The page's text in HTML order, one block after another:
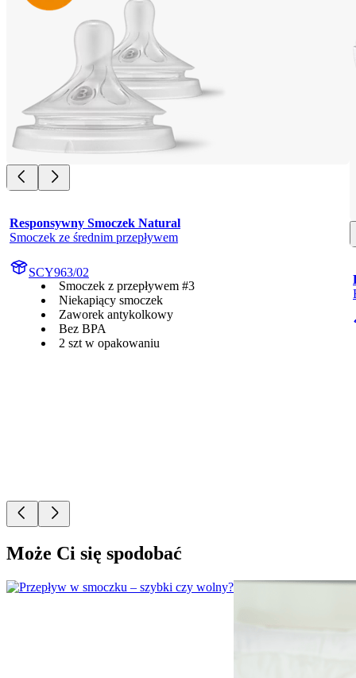
Responsywny Smoczek Natural
Smoczek ze średnim przepływem
SCY963/02
Smoczek z przepływem #3
Niekapiący smoczek
Zaworek antykolkowy
Bez BPA
2 szt w opakowaniu
Może Ci się spodobać